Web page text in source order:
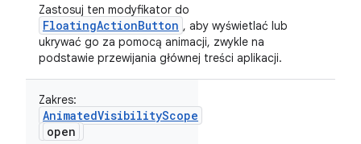
Zastosuj ten modyfikator do
FloatingActionButton , aby wyświetlać lub
ukrywać go za pomocą animacji, zwykle na
podstawie przewijania głównej treści aplikacji.
Zakres:
AnimatedVisibilityScope
open